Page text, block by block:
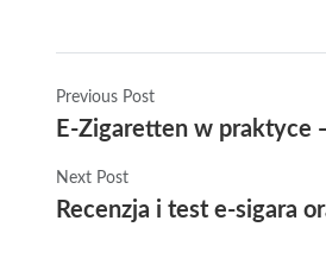
Previous Post
E-Zigaretten w praktyce
Next Post
Recenzja i test e-sigara